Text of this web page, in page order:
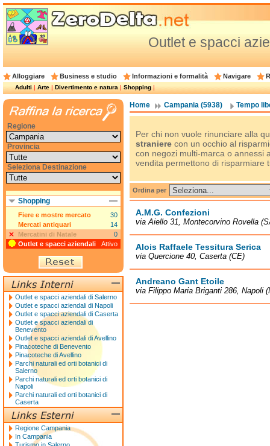
Outlet e spacci
Alloggiare Business e studio Informazioni e formalità Navigare
Adulti|Arte|Divertimento e natura|Shopping|
Home Campania (5938) Tempo
Per chi non vuole rinunciare alla
straniere con un occhio al
con negozi multi-marca o annessi
vendita permettono di risparmiare
Ordina per
A.M.G. Confezioni
via Aiello 31, Montecorvino Rovella
Alois Raffaele Tessitura Serica
via Quercione 40, Caserta (CE)
Andreano Gant Etoile
via Filippo Maria Briganti 286, Napoli
Regione
Provincia
Seleziona Destinazione
Shopping
Fiere e mostre mercato
30
Mercati antiquari
14
Mercatini di Natale
0
Outlet e spacci aziendali
Attivo
Outlet e spacci aziendali di Salerno
Outlet e spacci aziendali di Napoli
Outlet e spacci aziendali di Caserta
Outlet e spacci aziendali di
Benevento
Outlet e spacci aziendali di Avellino
Pinacoteche di Benevento
Pinacoteche di Avellino
Parchi naturali ed orti botanici di
Salerno
Parchi naturali ed orti botanici di
Napoli
Parchi naturali ed orti botanici di
Caserta
Regione Campania
In Campania